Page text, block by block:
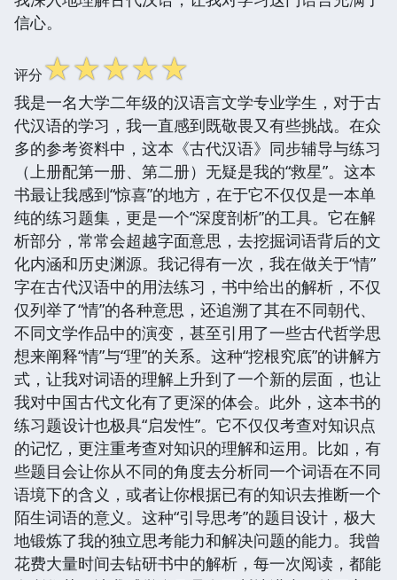
信心。
评分☆☆☆☆☆
我是一名大学二年级的汉语言文学专业学生，对于古
代汉语的学习，我一直感到既敬畏又有些挑战。在众
多的参考资料中，这本《古代汉语》同步辅导与练习
（上册配第一册、第二册）无疑是我的“救星”。这本
书最让我感到“惊喜”的地方，在于它不仅仅是一本单
纯的练习题集，更是一个“深度剖析”的工具。它在解
析部分，常常会超越字面意思，去挖掘词语背后的文
化内涵和历史渊源。我记得有一次，我在做关于“情”
字在古代汉语中的用法练习，书中给出的解析，不仅
仅列举了“情”的各种意思，还追溯了其在不同朝代、
不同文学作品中的演变，甚至引用了一些古代哲学思
想来阐释“情”与“理”的关系。这种“挖根究底”的讲解方
式，让我对词语的理解上升到了一个新的层面，也让
我对中国古代文化有了更深的体会。此外，这本书的
练习题设计也极具“启发性”。它不仅仅考查对知识点
的记忆，更注重考查对知识的理解和运用。比如，有
些题目会让你从不同的角度去分析同一个词语在不同
语境下的含义，或者让你根据已有的知识去推断一个
陌生词语的意义。这种“引导思考”的题目设计，极大
地锻炼了我的独立思考能力和解决问题的能力。我曾
花费大量时间去钻研书中的解析，每一次阅读，都能